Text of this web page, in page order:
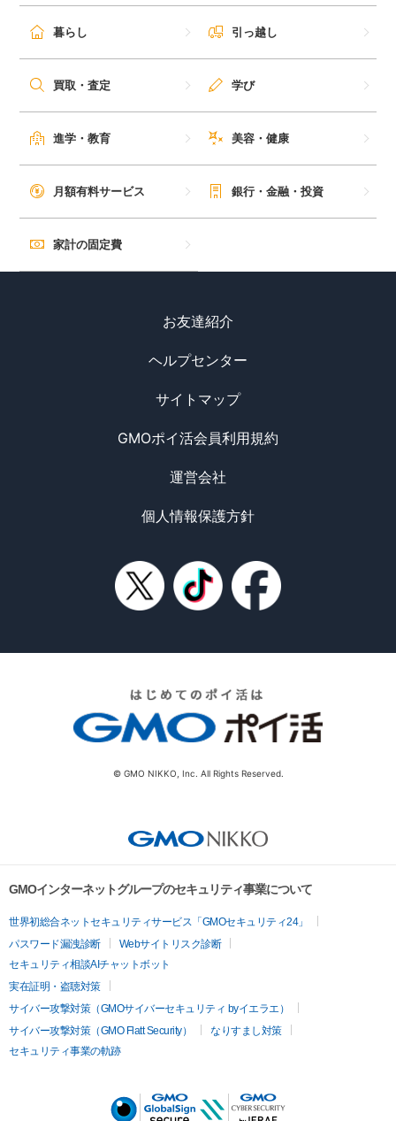
暮らし 引っ越し
買取・査定 学び
進学・教育 美容・健康
月額有料サービス 銀行・金融・投資
家計の固定費
お友達紹介
ヘルプセンター
サイトマップ
GMOポイ活会員利用規約
運営会社
個人情報保護方針
© GMO NIKKO, Inc. All Rights Reserved.
GMOインターネットグループのセキュリティ事業について
世界初総合ネットセキュリティサービス「GMOセキュリティ24」
パスワード漏洩診断
Webサイトリスク診断
セキュリティ相談AIチャットボット
実在証明・盗聴対策
サイバー攻撃対策（GMOサイバーセキュリティ byイエラエ）
サイバー攻撃対策（GMO Flatt Security）
なりすまし対策
セキュリティ事業の軌跡